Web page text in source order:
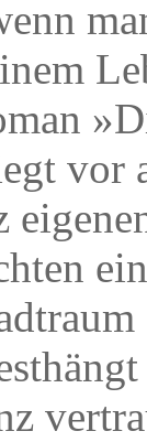
vor